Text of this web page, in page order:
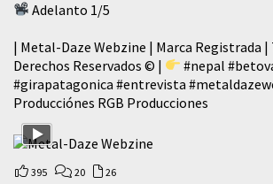
Adelanto 1/5
| Metal-Daze Webzine | Marca Registrada |
Derechos Reservados © |
#nepal
#girapatagonica #entrevista
Producciónes RGB Producciones
395 20 26